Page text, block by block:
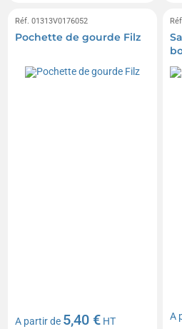
Réf. 01313V0176052
Pochette de gourde Filz
A partir de 5,40 € HT A